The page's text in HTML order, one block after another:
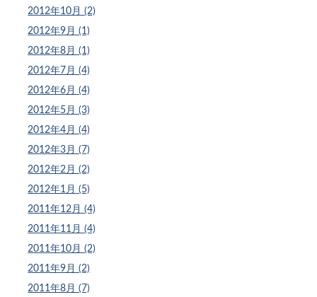
2012年10月 (2)
2012年9月 (1)
2012年8月 (1)
2012年7月 (4)
2012年6月 (4)
2012年5月 (3)
2012年4月 (4)
2012年3月 (7)
2012年2月 (2)
2012年1月 (5)
2011年12月 (4)
2011年11月 (4)
2011年10月 (2)
2011年9月 (2)
2011年8月 (7)